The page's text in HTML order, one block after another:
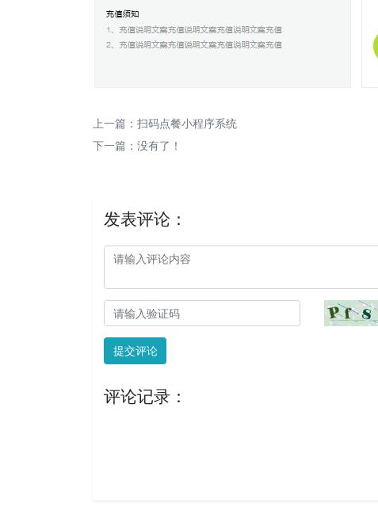
上一篇： 扫码点餐小程序系统
下一篇：没有了！
发表评论：
提交评论
评论记录：